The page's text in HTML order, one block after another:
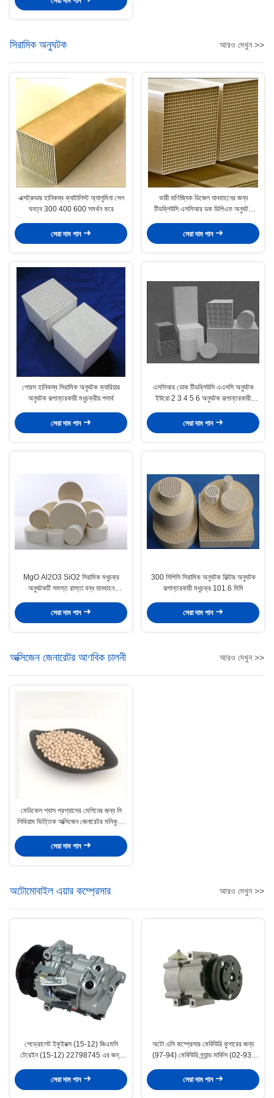
সিরামিক অনুঘটক আরও দেখুন >>
এক্সট্রুডার হানিকম্ব ক্যাটালিস্ট অ্যালুমিনা সেল
ঘনত্ব 300 400 600 সমর্থন করে
সেরা দাম পান
ভারী বাণিজ্যিক ডিজেল যানবাহনের জন্য
টিডব্লিউসি এসসিআর ডক ডিপিএফ অনুঘটক
সেরা দাম পান
পোরস হানিকম্ব সিরামিক অনুঘটক ক্যারিয়ার
অনুঘটক রূপান্তরকারী মধুচক্রীয় পদার্থ
সেরা দাম পান
এসসিআর ডোক টিডব্লিউসি এএসসি অনুঘটক
ইউরো 2 3 4 5 6 অনুঘটক রূপান্তরকারী
সেরা দাম পান
MgO Al2O3 SiO2 সিরামিক মধুচক্র
অনুঘটকটি সমস্ত রাস্তা বন্ধ যানবাহন
সেরা দাম পান
300 সিপিসি সিরামিক অনুঘটক ফিল্টার অনুঘটক
রূপান্তরকারী মধুচক্র 101.6 মিমি
সেরা দাম পান
অক্সিজেন জেনারেটর আণবিক চালনী আরও দেখুন >>
মেডিকেল শ্বাস প্রশ্বাসের মেশিনের জন্য লি
লিথিয়াম ভিত্তিক অক্সিজেন জেনারেটর মলিকুলার
সেরা দাম পান
অটোমোবাইল এয়ার কম্প্রেসার আরও দেখুন >>
শেভ্রোলেট ইকুইনক্স (15-12) জিএমসি
টেরেইন (15-12) 22798745 এর জন্য
সেরা দাম পান
অটো এসি কম্প্রেসার মের্কিউরি কুগারের জন্য
(97-94) মের্কিউরি গ্র্যান্ড মার্কিস (02-93)
4L3Z19703AA
সেরা দাম পান